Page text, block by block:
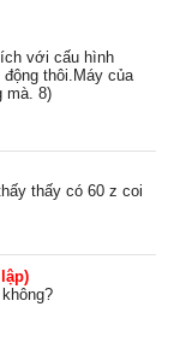
với cấu hình
thôi.Máy của
mà. 8)
thấy có 60 z coi